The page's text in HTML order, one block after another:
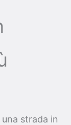
strada in